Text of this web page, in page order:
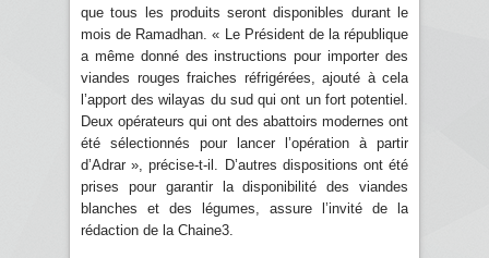
que tous les produits seront disponibles durant le
mois de Ramadhan. « Le Président de la république
a même donné des instructions pour importer des
viandes rouges fraiches réfrigérées, ajouté à cela
l’apport des wilayas du sud qui ont un fort potentiel.
Deux opérateurs qui ont des abattoirs modernes ont
été sélectionnés pour lancer l’opération à partir
d’Adrar », précise-t-il. D’autres dispositions ont été
prises pour garantir la disponibilité des viandes
blanches et des légumes, assure l’invité de la
rédaction de la Chaine3.